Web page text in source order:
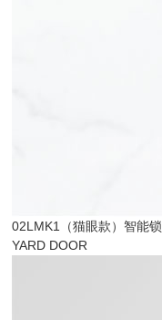
02LMK1（猫眼款）智能锁
YARD DOOR